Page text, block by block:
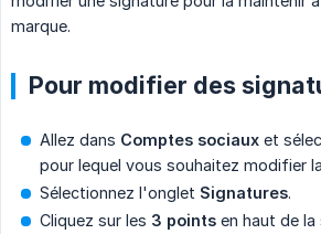
marque.
Pour modifier des
Allez dans Comptes sociaux et
pour lequel vous souhaitez modifier
Sélectionnez l'onglet Signatures.
Cliquez sur les 3 points en haut de la